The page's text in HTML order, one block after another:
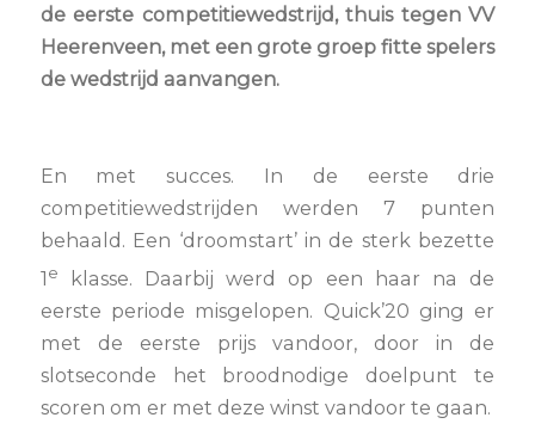
de eerste competitiewedstrijd, thuis tegen VV
Heerenveen, met een grote groep fitte spelers
de wedstrijd aanvangen.
En met succes. In de eerste drie
competitiewedstrijden werden 7 punten
behaald. Een ‘droomstart’ in de sterk bezette
1e
klasse. Daarbij werd op een haar na de
eerste periode misgelopen. Quick’20 ging er
met de eerste prijs vandoor, door in de
slotseconde het broodnodige doelpunt te
scoren om er met deze winst vandoor te gaan.